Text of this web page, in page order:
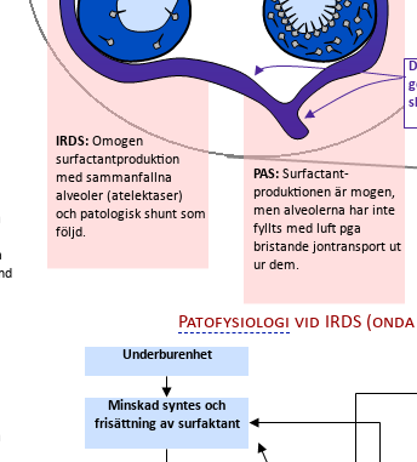
IRDS: Omogen
surfactantproduktion
med sammanfallna
alveoler (atelektaser)
och patologisk shunt som
följd.
PAS: Surfactant-
produktionen är mogen,
men alveolerna har inte
fyllts med luft pga
bristande jontransport ut
ur dem.
Underburenhet
Minskad syntes och
frisättning av surfaktant
Patofysiologi vid IRDS